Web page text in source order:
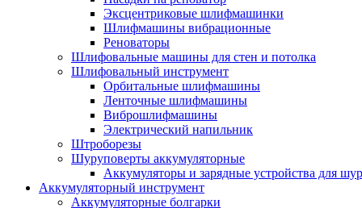
Эксцентриковые шлифмашинки
Шлифмашины вибрационные
Реноваторы
Шлифовальные машины для стен и потолка
Шлифовальный инструмент
Орбитальные шлифмашины
Ленточные шлифмашины
Виброшлифмашины
Электрический напильник
Штроборезы
Шуруповерты аккумуляторные
Аккумуляторы и зарядные устройства для
Аккумуляторный инструмент
Аккумуляторные болгарки